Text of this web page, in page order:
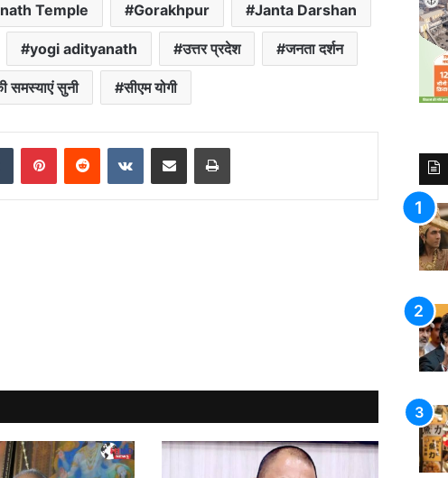
Temple Gorakhpur Janta Darshan
yogi adityanath उत्तर प्रदेश जनता दर्शन
समस्याएं सुनी सीएम योगी
Tumblr PinterestReddit VKontakteShare via Email Print